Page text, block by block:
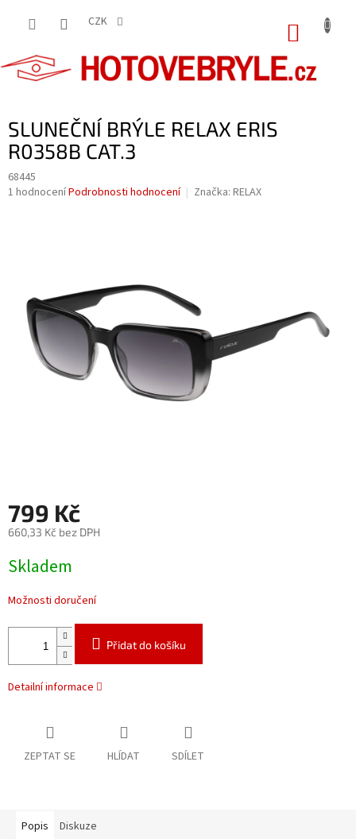
CZK
SLUNEČNÍ BRÝLE RELAX ERIS
R0358B CAT.3
68445
Průměrné
hvězdiček.
1 hodnoceníPodrobnosti hodnocení Značka: RELAX
799 Kč
660,33 Kč bez DPH
cena:
Skladem
Možnosti doručení
Přidat do košíku
Detailní informace
ZEPTAT SE HLÍDAT SDÍLET
Popis Diskuze